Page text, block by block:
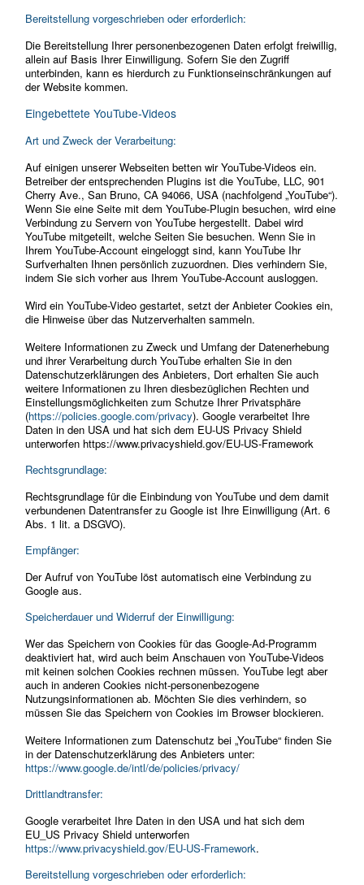
Bereitstellung vorgeschrieben oder erforderlich:
Die Bereitstellung Ihrer personenbezogenen Daten erfolgt freiwillig,
allein auf Basis Ihrer Einwilligung. Sofern Sie den Zugriff
unterbinden, kann es hierdurch zu Funktionseinschränkungen auf
der Website kommen.
Eingebettete YouTube-Videos
Art und Zweck der Verarbeitung:
Auf einigen unserer Webseiten betten wir YouTube-Videos ein.
Betreiber der entsprechenden Plugins ist die YouTube, LLC, 901
Cherry Ave., San Bruno, CA 94066, USA (nachfolgend „YouTube“).
Wenn Sie eine Seite mit dem YouTube-Plugin besuchen, wird eine
Verbindung zu Servern von YouTube hergestellt. Dabei wird
YouTube mitgeteilt, welche Seiten Sie besuchen. Wenn Sie in
Ihrem YouTube-Account eingeloggt sind, kann YouTube Ihr
Surfverhalten Ihnen persönlich zuzuordnen. Dies verhindern Sie,
indem Sie sich vorher aus Ihrem YouTube-Account ausloggen.
Wird ein YouTube-Video gestartet, setzt der Anbieter Cookies ein,
die Hinweise über das Nutzerverhalten sammeln.
Weitere Informationen zu Zweck und Umfang der Datenerhebung
und ihrer Verarbeitung durch YouTube erhalten Sie in den
Datenschutzerklärungen des Anbieters, Dort erhalten Sie auch
weitere Informationen zu Ihren diesbezüglichen Rechten und
Einstellungsmöglichkeiten zum Schutze Ihrer Privatsphäre
(https://policies.google.com/privacy). Google verarbeitet Ihre
Daten in den USA und hat sich dem EU-US Privacy Shield
unterworfen https://www.privacyshield.gov/EU-US-Framework
Rechtsgrundlage:
Rechtsgrundlage für die Einbindung von YouTube und dem damit
verbundenen Datentransfer zu Google ist Ihre Einwilligung (Art. 6
Abs. 1 lit. a DSGVO).
Empfänger:
Der Aufruf von YouTube löst automatisch eine Verbindung zu
Google aus.
Speicherdauer und Widerruf der Einwilligung:
Wer das Speichern von Cookies für das Google-Ad-Programm
deaktiviert hat, wird auch beim Anschauen von YouTube-Videos
mit keinen solchen Cookies rechnen müssen. YouTube legt aber
auch in anderen Cookies nicht-personenbezogene
Nutzungsinformationen ab. Möchten Sie dies verhindern, so
müssen Sie das Speichern von Cookies im Browser blockieren.
Weitere Informationen zum Datenschutz bei „YouTube“ finden Sie
in der Datenschutzerklärung des Anbieters unter:
https://www.google.de/intl/de/policies/privacy/
Drittlandtransfer:
Google verarbeitet Ihre Daten in den USA und hat sich dem
EU_US Privacy Shield unterworfen
https://www.privacyshield.gov/EU-US-Framework.
Bereitstellung vorgeschrieben oder erforderlich: